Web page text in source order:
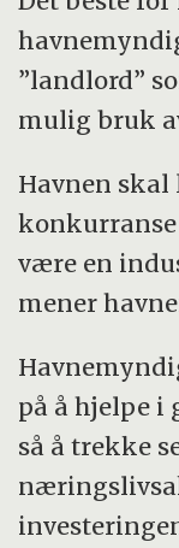
”landlord”
mulig bruk
Havnen
konkurranse
være en
mener
på å hjelpe i
så å trekke